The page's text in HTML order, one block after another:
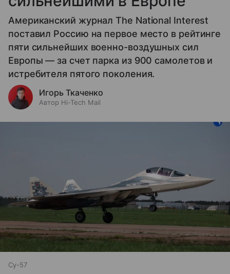
Американский журнал The National Interest
поставил Россию на первое место в рейтинге
пяти сильнейших военно-воздушных сил
Европы — за счет парка из 900 самолетов и
истребителя пятого поколения.
Игорь Ткаченко
Автор Hi-Tech Mail
Су-57